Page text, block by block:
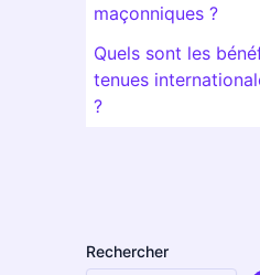
maçonniques ?
Quels sont les
tenues
?
Rechercher